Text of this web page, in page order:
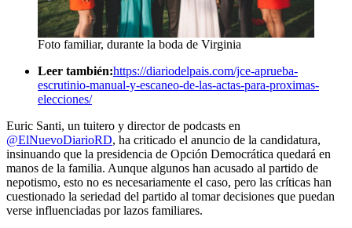
Foto familiar, durante la boda de Virginia
Leer también:https://diariodelpais.com/jce-aprueba-
escrutinio-manual-y-escaneo-de-las-actas-para-proximas-
elecciones/
Euric Santi, un tuitero y director de podcasts en
@ElNuevoDiarioRD, ha criticado el anuncio de la candidatura,
insinuando que la presidencia de Opción Democrática quedará en
manos de la familia. Aunque algunos han acusado al partido de
nepotismo, esto no es necesariamente el caso, pero las críticas han
cuestionado la seriedad del partido al tomar decisiones que puedan
verse influenciadas por lazos familiares.